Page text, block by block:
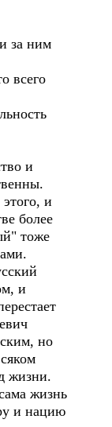
за ним
всего
и
и
более
тоже
и
но
жизни.
жизнь
и нацию